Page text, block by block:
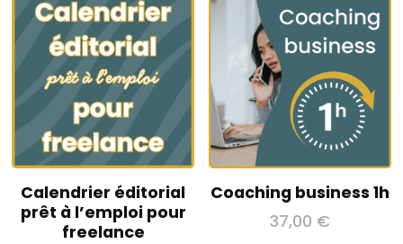
Calendrier éditorial
prêt à l’emploi pour
freelance
Coaching business 1h
37,00 €